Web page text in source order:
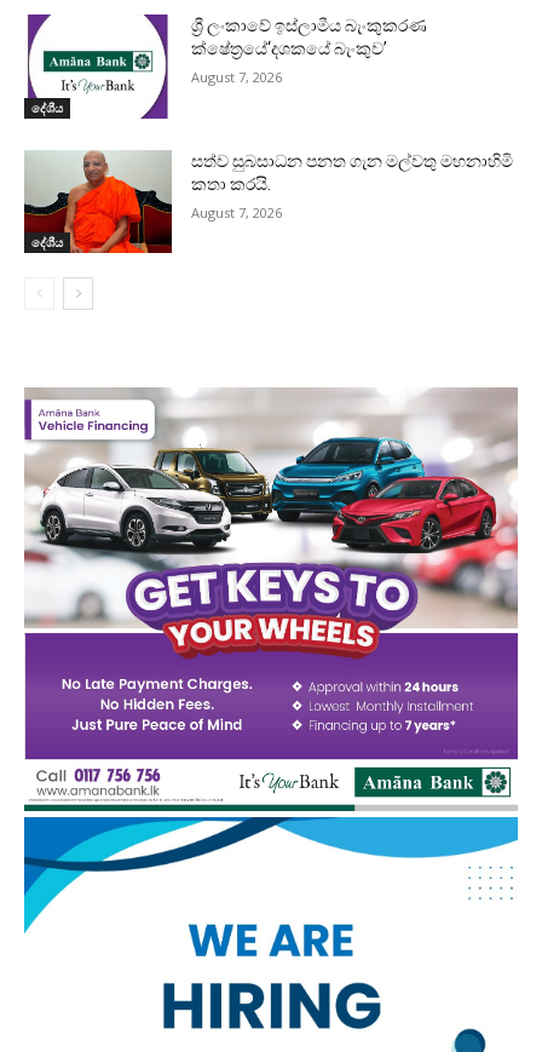
දේශීය
ශ්‍රී ලංකාවේ ඉස්ලාමීය බැංකුකරණ
ක්ෂේත්‍රයේ‘දශකයේ බැංකුව’
August 7, 2026
දේශීය
සත්ව සුබසාධන පනත ගැන මල්වතු මහනාහිමි
කතා කරයි.
August 7, 2026